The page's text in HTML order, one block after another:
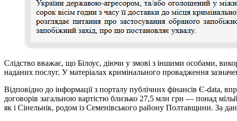
Слідство вважає, що Білоус, діючи у змові з іншими особами,
наданих послуг. У матеріалах кримінального провадження
Відповідно до інформації з порталу публічних фінансів Є-data,
договорів загальною вартістю близько 27,5 млн грн — понад
як і Сінельнік, родом із Семенівського району Полтавщини. За